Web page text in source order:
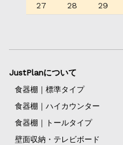
27
28 29
JustPlanについて
食器棚｜標準タイプ
食器棚｜ハイカウンター
食器棚｜トールタイプ
壁面収納・テレビボード